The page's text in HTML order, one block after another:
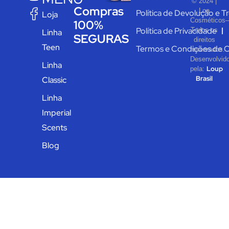
Loja
Linha
Teen
Linha
Classic
Linha
Imperial
Scents
Blog
Compras
100%
SEGURAS
Política de Devolução e
Política de Privacidade
Termos e Condições de
Loa
Cosméticos–
Todos os
direitos
reservados.
pela: Loup
Brasil